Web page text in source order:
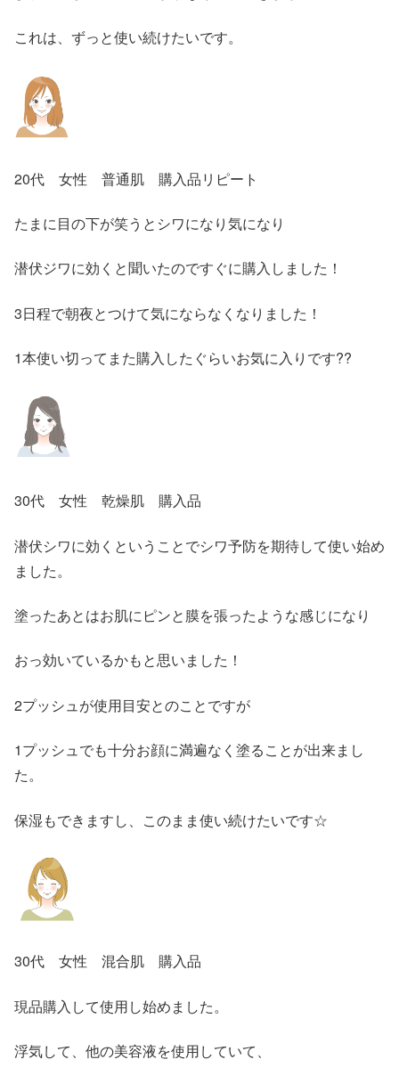
これは、ずっと使い続けたいです。
20代 女性 普通肌 購入品リピート
たまに目の下が笑うとシワになり気になり
潜伏ジワに効くと聞いたのですぐに購入しました！
3日程で朝夜とつけて気にならなくなりました！
1本使い切ってまた購入したぐらいお気に入りです??
30代 女性 乾燥肌 購入品
潜伏シワに効くということでシワ予防を期待して使い始め
ました。
塗ったあとはお肌にピンと膜を張ったような感じになり
おっ効いているかもと思いました！
2プッシュが使用目安とのことですが
1プッシュでも十分お顔に満遍なく塗ることが出来まし
た。
保湿もできますし、このまま使い続けたいです☆
30代 女性 混合肌 購入品
現品購入して使用し始めました。
浮気して、他の美容液を使用していて、